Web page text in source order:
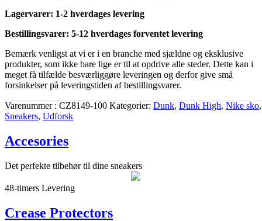
Lagervarer: 1-2 hverdages levering
Bestillingsvarer: 5-12 hverdages forventet levering
Bemærk venligst at vi er i en branche med sjældne og eksklusive
produkter, som ikke bare lige er til at opdrive alle steder. Dette kan i
meget få tilfælde besværliggøre leveringen og derfor give små
forsinkelser på leveringstiden af bestillingsvarer.
Varenummer CZ8149-100 Kategorier Dunk, Dunk High, Nike sko,
Sneakers, Udforsk
Accesories
Det perfekte tilbehør til dine sneakers
48-timers Levering
Crease Protectors